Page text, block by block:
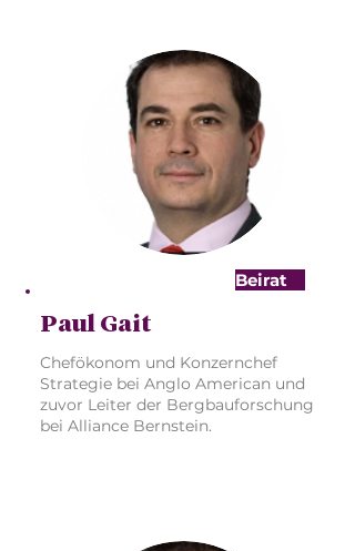
Paul Gait
Chefökonom und Konzernchef
Strategie bei Anglo American und
zuvor Leiter der Bergbauforschung
bei Alliance Bernstein.
Beirat